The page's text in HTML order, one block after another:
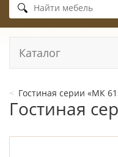
Каталог
Гостиная серии «МК
Гостиная